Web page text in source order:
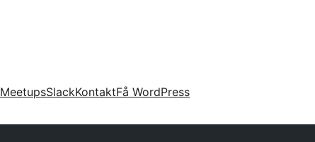
MeetupsSlackKontaktFå WordPress